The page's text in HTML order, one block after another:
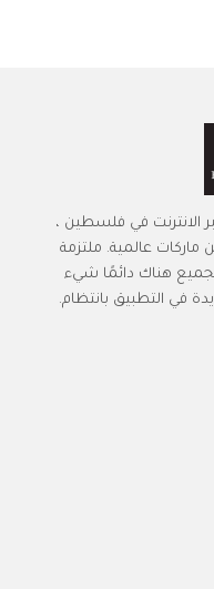
الانترنت في فلسطين ،
عالمية. ملتزمة
هناك دائمًا شيء
في التطبيق بانتظام.